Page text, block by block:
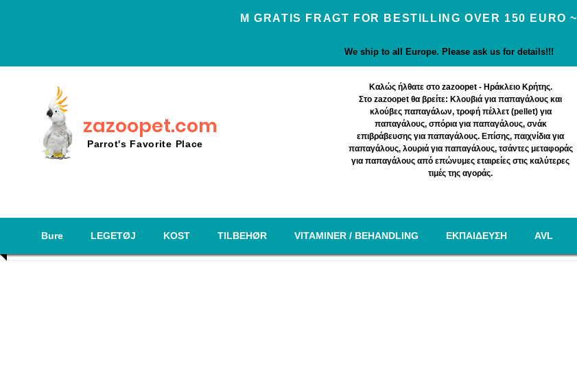
Μ GRATIS FRAGT FOR BESTILLING OVER 150 EURO ~
We ship to all Europe. Please ask us for details!!!
zazoopet.com
Parrot's Favorite Place
Καλώς ήλθατε στο zazoopet - Ηράκλειο Κρήτης.
Στο zazoopet θα βρείτε: Κλουβιά για παπαγάλους και
κλούβες παπαγάλων, τροφή πέλλετ (pellet) για
παπαγάλους, σπόρια για παπαγάλους, σνάκ
επιβράβευσης για παπαγάλους. Επίσης, παιχνίδια για
παπαγάλους, λουριά για παπαγάλους, τσάντες μεταφοράς
για παπαγάλους από επώνυμες εταιρείες στις καλύτερες
τιμές της αγοράς.
Bure LEGETØJ KOST TILBEHØR VITAMINER / BEHANDLING EΚΠΑΙΔΕΥΣΗ AVL